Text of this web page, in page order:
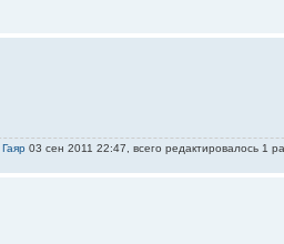
Гаяр 03 сен 2011 22:47, всего редактировалось 1